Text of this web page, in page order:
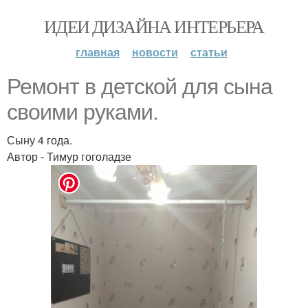
ИДЕИ ДИЗАЙНА ИНТЕРЬЕРА
главная новости статьи
Ремонт в детской для сына
своими руками.
Сыну 4 года.
Автор - Тимур гоголадзе